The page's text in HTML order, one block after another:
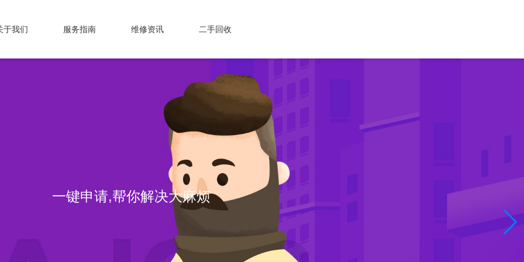
于我们 服务指南 维修资讯 二手回收
一键申请,帮你解决大麻烦